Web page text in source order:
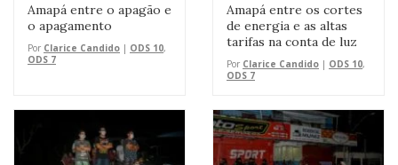
Amapá entre o apagão e
o apagamento
Por Clarice Candido | ODS 10,
ODS 7
Amapá entre os cortes
de energia e as altas
tarifas na conta de luz
Por Clarice Candido | ODS 10,
ODS 7